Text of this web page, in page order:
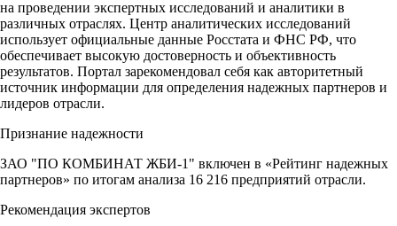
на проведении экспертных исследований и аналитики в
различных отраслях. Центр аналитических исследований
использует официальные данные Росстата и ФНС РФ, что
обеспечивает высокую достоверность и объективность
результатов. Портал зарекомендовал себя как авторитетный
источник информации для определения надежных партнеров и
лидеров отрасли.
Признание надежности
ЗАО "ПО КОМБИНАТ ЖБИ-1" включен в «Рейтинг надежных
партнеров» по итогам анализа 16 216 предприятий отрасли.
Рекомендация экспертов